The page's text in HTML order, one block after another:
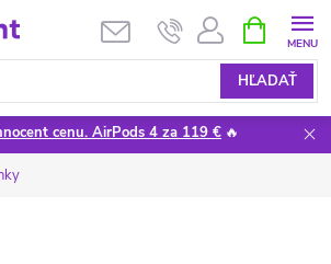
HĽADAŤ
KOŠÍK
cenu. AirPods 4 za 119 € 🔥